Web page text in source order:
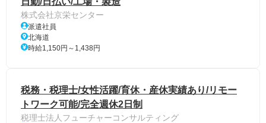
株式会社京栄センター
派遣社員
北海道
時給1,150円～1,438円
税務・税理士/女性活躍/育休・産休実績あり/リモー
トワーク可能/完全週休2日制
税理士法人フューチャーコンサルティング